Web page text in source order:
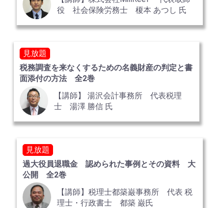
役 社会保険労務士 榎本 あつし 氏
見放題
税務調査を来なくするための名義財産の判定と書
面添付の方法 全2巻
【講師】 湯沢会計事務所 代表税理
士 湯澤 勝信 氏
見放題
過大役員退職金 認められた事例とその資料 大
公開 全2巻
【講師】税理士都築巌事務所 代表 税
理士・行政書士 都築 巌氏